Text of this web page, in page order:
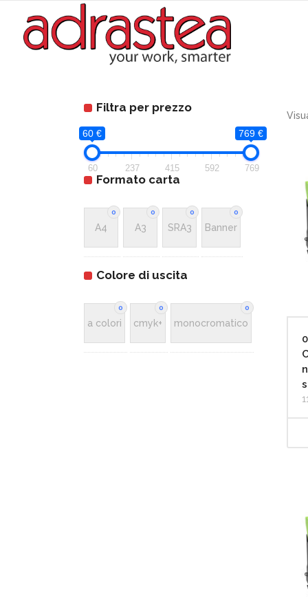
Filtra per prezzo
60 € 769 €
60 237 415 592 769
Formato carta
0
A4
0
A3
0
SRA3
0
Banner
Colore di uscita
0
a colori
0
cmyk+
0
monocromatico